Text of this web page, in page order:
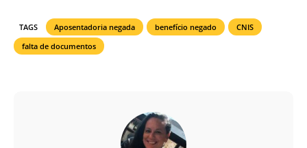
TAGS Aposentadoria negada benefício negado
CNIS
falta de documentos